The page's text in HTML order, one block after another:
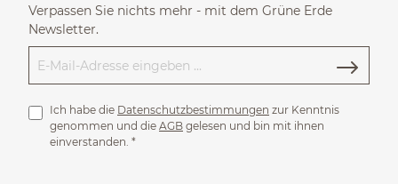
Verpassen Sie nichts mehr - mit dem Grüne Erde
Newsletter.
Ich habe die Datenschutzbestimmungen zur Kenntnis
genommen und die AGB gelesen und bin mit ihnen
einverstanden. *